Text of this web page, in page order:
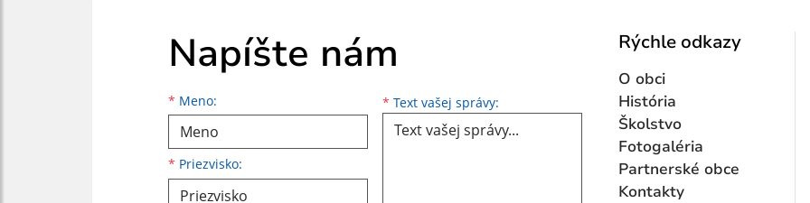
Napíšte nám
* Meno:
Meno
* Priezvisko:
Priezvisko
E-mailová adresa * Text vašej správy: Text vašej správy...
Rýchle odkazy
O obci
História
Školstvo
Fotogaléria
Partnerské obce
Kontakty